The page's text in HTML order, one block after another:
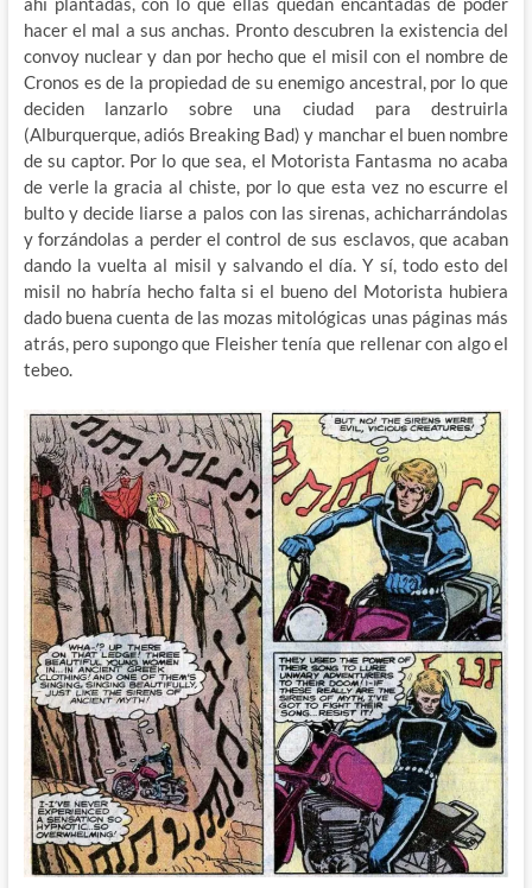
hacer el mal a sus anchas. Pronto descubren la existencia del
convoy nuclear y dan por hecho que el misil con el nombre de
Cronos es de la propiedad de su enemigo ancestral, por lo que
deciden lanzarlo sobre una ciudad para destruirla
(Alburquerque, adiós Breaking Bad) y manchar el buen nombre
de su captor. Por lo que sea, el Motorista Fantasma no acaba
de verle la gracia al chiste, por lo que esta vez no escurre el
bulto y decide liarse a palos con las sirenas, achicharrándolas
y forzándolas a perder el control de sus esclavos, que acaban
dando la vuelta al misil y salvando el día. Y sí, todo esto del
misil no habría hecho falta si el bueno del Motorista hubiera
dado buena cuenta de las mozas mitológicas unas páginas más
atrás, pero supongo que Fleisher tenía que rellenar con algo el
tebeo.